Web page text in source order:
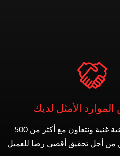
الأمثل لديك
لدينا موارد صناعية غنية ونتعاون مع أكثر من 500